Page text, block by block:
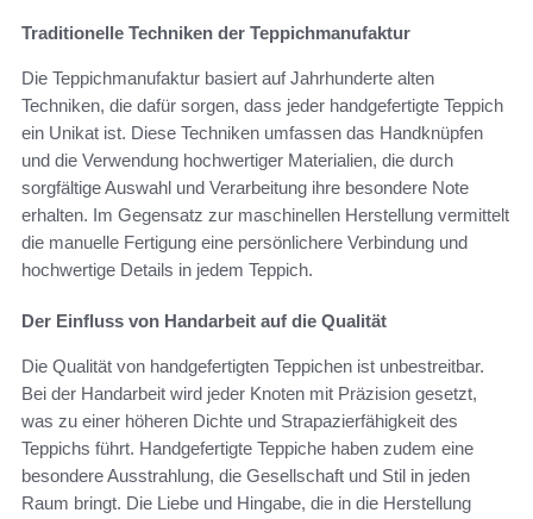
Traditionelle Techniken der Teppichmanufaktur
Die Teppichmanufaktur basiert auf Jahrhunderte alten
Techniken, die dafür sorgen, dass jeder handgefertigte Teppich
ein Unikat ist. Diese Techniken umfassen das Handknüpfen
und die Verwendung hochwertiger Materialien, die durch
sorgfältige Auswahl und Verarbeitung ihre besondere Note
erhalten. Im Gegensatz zur maschinellen Herstellung vermittelt
die manuelle Fertigung eine persönlichere Verbindung und
hochwertige Details in jedem Teppich.
Der Einfluss von Handarbeit auf die Qualität
Die Qualität von handgefertigten Teppichen ist unbestreitbar.
Bei der Handarbeit wird jeder Knoten mit Präzision gesetzt,
was zu einer höheren Dichte und Strapazierfähigkeit des
Teppichs führt. Handgefertigte Teppiche haben zudem eine
besondere Ausstrahlung, die Gesellschaft und Stil in jeden
Raum bringt. Die Liebe und Hingabe, die in die Herstellung